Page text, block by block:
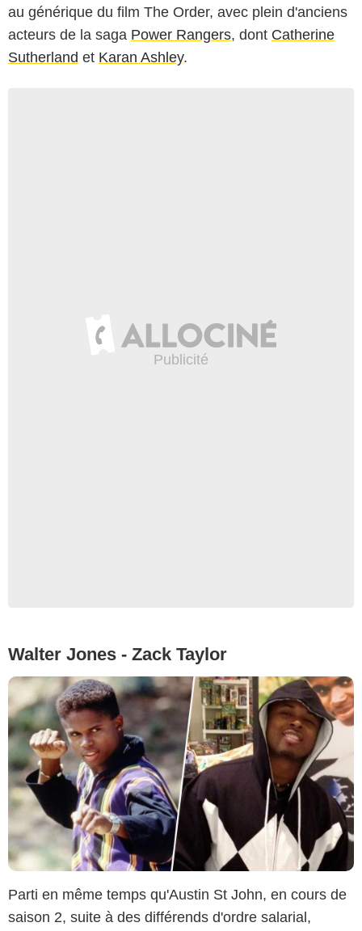
au générique du film The Order, avec plein d'anciens
acteurs de la saga Power Rangers, dont Catherine
Sutherland et Karan Ashley.
Walter Jones - Zack Taylor
Parti en même temps qu'Austin St John, en cours de
saison 2, suite à des différends d'ordre salarial,